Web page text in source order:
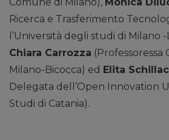
Comune di Milano), Monica
Ricerca e Trasferimento
l’Università degli studi di Milano
Chiara Carrozza (Professoressa
Milano-Bicocca) ed Elita
Delegata dell’Open Innovation
Studi di Catania).